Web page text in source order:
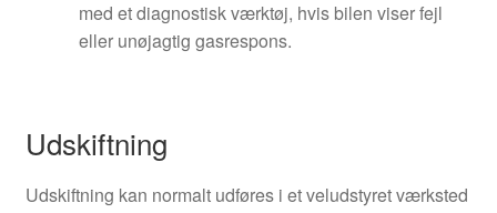
med et diagnostisk værktøj, hvis bilen viser fejl
eller unøjagtig gasrespons.
Udskiftning
Udskiftning kan normalt udføres i et veludstyret værksted